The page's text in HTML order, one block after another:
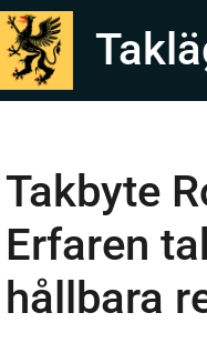
Takbyte
Erfaren
hållbara